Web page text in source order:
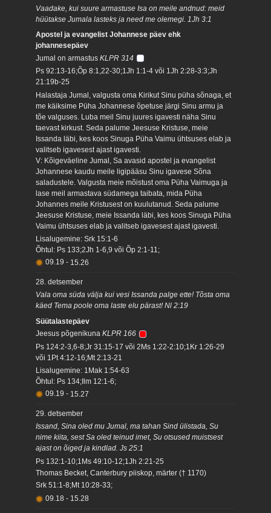
Vaadake, kui suure armastuse Isa on meile andnud: meid
hüütakse Jumala lasteks ja need me olemegi. 1Jh 3:1
Apostel ja evangelist Johannese päev ehk
johannesepäev
Jumal on armastus KLPR 314
Ps 92:13-16;Õp 8:1,22-30;1Jh 1:1-4 või 1Jh 2:28-3:3;Jh
21:19b-25
Halastaja Jumal, valgusta oma Kirikut Sinu püha sõnaga, et
me käiksime Püha Johannese õpetuse järgi Sinu armu ja
tõe valguses. Luba meil Sinu juures igavesti näha Sinu
taevast kirkust. Seda palume Jeesuse Kristuse, meie
Issanda läbi, kes koos Sinuga Püha Vaimu ühtsuses elab ja
valitseb igavesest ajast igavesti.
V: Kõigeväeline Jumal, Sa avasid apostel ja evangelist
Johannese kaudu meile ligipääsu Sinu igavese Sõna
saladustele. Valgusta meie mõistust oma Püha Vaimuga ja
lase meil armastava südamega taibata, mida Püha
Johannes meile Kristusest on kuulutanud. Seda palume
Jeesuse Kristuse, meie Issanda läbi, kes koos Sinuga Püha
Vaimu ühtsuses elab ja valitseb igavesest ajast igavesti.
Lisalugemine: Srk 15:1-6
Õhtul: Ps 133;2Jh 1-6,9 või Õp 2:1-11;
09.19 - 15.26
28. detsember
Vala oma süda välja kui vesi Issanda palge ette! Tõsta oma
käed Tema poole oma laste elu pärast! Nl 2:19
Süütalastepäev
Jeesus põgenikuna KLPR 166
Ps 124:2-3,6-8;Jr 31:15-17 või 2Ms 1:22-2:10;1Kr 1:26-29
või 1Pt 4:12-16;Mt 2:13-21
Lisalugemine: 1Mak 1:54-63
Õhtul: Ps 134;Ilm 12:1-6;
09.19 - 15.27
29. detsember
Issand, Sina oled mu Jumal, ma tahan Sind ülistada, Su
nime kiita, sest Sa oled teinud imet, Su otsused muistsest
ajast on õiged ja kindlad. Js 25:1
Ps 132:1-10;1Ms 49:10-12;1Jh 2:21-25
Thomas Becket, Canterbury piiskop, märter († 1170)
Srk 51:1-8;Mt 10:28-33;
09.18 - 15.28